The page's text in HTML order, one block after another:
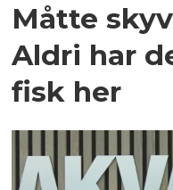
Måtte
Aldri har
fisk her